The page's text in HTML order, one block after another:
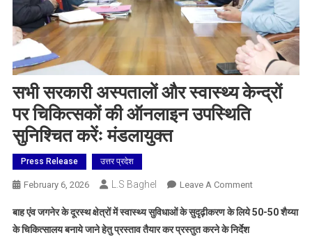
सभी सरकारी अस्पतालों और स्वास्थ्य केन्द्रों
पर चिकित्सकों की ऑनलाइन उपस्थिति
सुनिश्चित करेंः मंडलायुक्त
Press Release उत्तर प्रदेश
February 6, 2026 L.S Baghel Leave A CommentOn
सरकारी
बाह एंव जगनेर के दूरस्थ क्षेत्रों में स्वास्थ्य सुविधाओं के सुदृढ़ीकरण के लिये 50-50 शैय्या
के चिकित्सालय बनाये जाने हेतु प्रस्ताव तैयार कर प्रस्तुत करने के निर्देश